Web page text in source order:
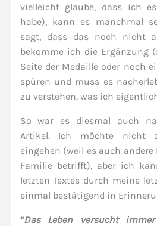
vielleicht glaube, dass ich
habe), kann es manchmal
sagt, dass das noch nicht
bekomme ich die Ergänzung
Seite der Medaille oder noch
spüren und muss es
zu verstehen, was ich
So war es diesmal auch
Artikel. Ich möchte nicht
eingehen (weil es auch
Familie betrifft), aber ich
letzten Textes durch meine
einmal bestätigend in
“Das Leben versucht